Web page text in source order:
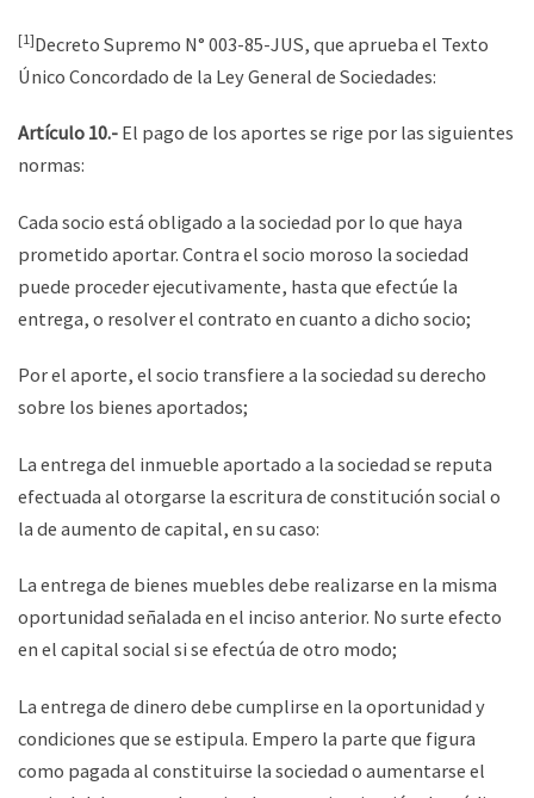
[1]Decreto Supremo N° 003-85-JUS, que aprueba el Texto
Único Concordado de la Ley General de Sociedades:
Artículo 10.- El pago de los aportes se rige por las siguientes
normas:
Cada socio está obligado a la sociedad por lo que haya
prometido aportar. Contra el socio moroso la sociedad
puede proceder ejecutivamente, hasta que efectúe la
entrega, o resolver el contrato en cuanto a dicho socio;
Por el aporte, el socio transfiere a la sociedad su derecho
sobre los bienes aportados;
La entrega del inmueble aportado a la sociedad se reputa
efectuada al otorgarse la escritura de constitución social o
la de aumento de capital, en su caso:
La entrega de bienes muebles debe realizarse en la misma
oportunidad señalada en el inciso anterior. No surte efecto
en el capital social si se efectúa de otro modo;
La entrega de dinero debe cumplirse en la oportunidad y
condiciones que se estipula. Empero la parte que figura
como pagada al constituirse la sociedad o aumentarse el